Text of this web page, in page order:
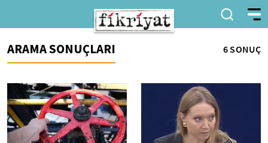
ARAMA SONUÇLARI 6 SONUÇ